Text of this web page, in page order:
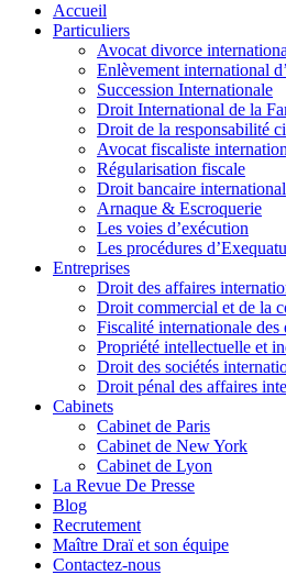
Accueil
Particuliers
Avocat divorce
Enlèvement international
Succession Internationale
Droit International de la
Droit de la responsabilité
Avocat fiscaliste
Régularisation fiscale
Droit bancaire international
Arnaque & Escroquerie
Les voies d’exécution
Les procédures
Entreprises
Droit des affaires
Droit commercial et de la
Fiscalité internationale des
Propriété intellectuelle et
Droit des sociétés
Droit pénal des affaires
Cabinets
Cabinet de Paris
Cabinet de New York
Cabinet de Lyon
La Revue De Presse
Blog
Recrutement
Maître Draï et son équipe
Contactez-nous